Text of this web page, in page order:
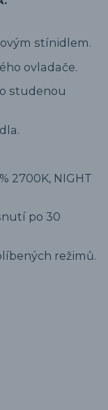
stínidlem.
ovladače.
studenou
2700K, NIGHT
po 30
režimů.